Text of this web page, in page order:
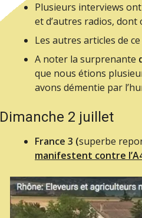
Plusieurs interviews
et d’autres radios, dont
Les autres articles de ce
A noter la surprenante
que nous étions
avons démentie par
Dimanche 2 juillet
France 3 (superbe
manifestent contre